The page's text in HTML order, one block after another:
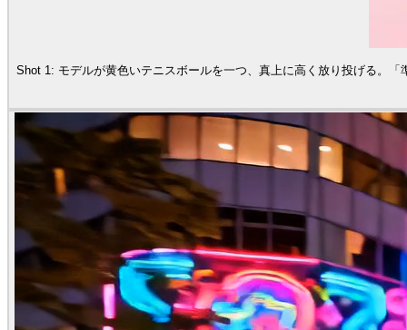
Shot 1: モデルが黄色いテニスボールを一つ、真上に高く放り投げる。